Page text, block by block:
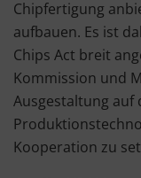
Chipfertigung
aufbauen. Es ist
Chips Act breit
Kommission und
Ausgestaltung auf
Kooperation zu